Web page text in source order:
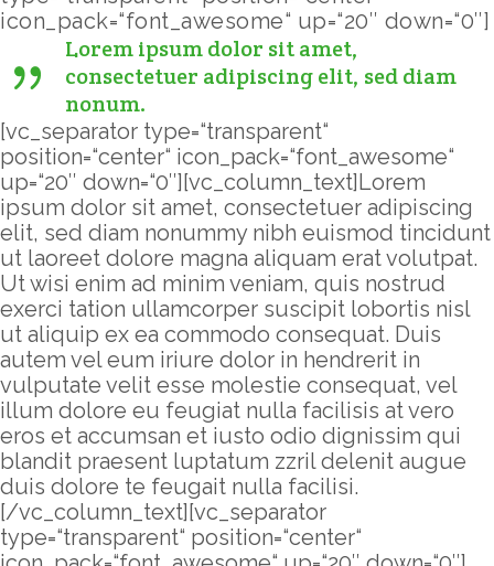
icon_pack=“font_awesome“ up=“20″ down=“0″]
Lorem ipsum dolor sit amet,
consectetuer adipiscing elit, sed diam
nonum.
[vc_separator type=“transparent“
position=“center“ icon_pack=“font_awesome“
up=“20″ down=“0″][vc_column_text]Lorem
ipsum dolor sit amet, consectetuer adipiscing
elit, sed diam nonummy nibh euismod tincidunt
ut laoreet dolore magna aliquam erat volutpat.
Ut wisi enim ad minim veniam, quis nostrud
exerci tation ullamcorper suscipit lobortis nisl
ut aliquip ex ea commodo consequat. Duis
autem vel eum iriure dolor in hendrerit in
vulputate velit esse molestie consequat, vel
illum dolore eu feugiat nulla facilisis at vero
eros et accumsan et iusto odio dignissim qui
blandit praesent luptatum zzril delenit augue
duis dolore te feugait nulla facilisi.
[/vc_column_text][vc_separator
type=“transparent“ position=“center“